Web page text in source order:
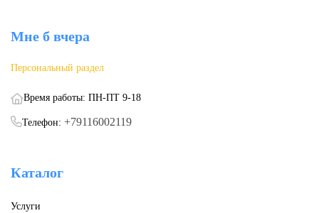
Мне б вчера
Персональный раздел
Время работы: ПН-ПТ 9-18
Телефон: +79116002119
Каталог
Услуги